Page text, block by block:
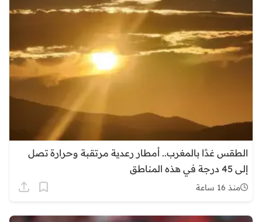
الطقس غدًا بالمغرب.. أمطار رعدية مرتقبة وحرارة تصل
إلى 45 درجة في هذه المناطق
منذ 16 ساعة